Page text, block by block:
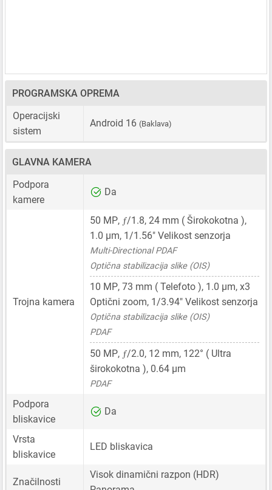
PROGRAMSKA OPREMA
Operacijski
sistem
Android 16 (Baklava)
GLAVNA KAMERA
Podpora
kamere
Da
Trojna kamera
50 MP, ƒ/1.8, 24 mm ( Širokokotna ),
1.0 μm, 1/1.56" Velikost senzorja
Multi-Directional PDAF
Optična stabilizacija slike (OIS)
10 MP, 73 mm ( Telefoto ), 1.0 μm, x3
Optični zoom, 1/3.94" Velikost senzorja
Optična stabilizacija slike (OIS)
PDAF
50 MP, ƒ/2.0, 12 mm, 122° ( Ultra
širokokotna ), 0.64 μm
PDAF
Podpora
bliskavice
Da
Vrsta
bliskavice
LED bliskavica
Značilnosti
Visok dinamični razpon (HDR)